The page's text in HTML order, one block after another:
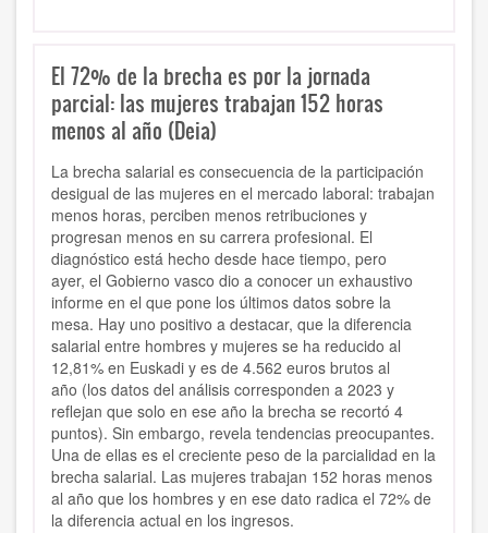
El 72% de la brecha es por la jornada
parcial: las mujeres trabajan 152 horas
menos al año (Deia)
La brecha salarial es consecuencia de la participación
desigual de las mujeres en el mercado laboral: trabajan
menos horas, perciben menos retribuciones y
progresan menos en su carrera profesional. El
diagnóstico está hecho desde hace tiempo, pero
ayer, el Gobierno vasco dio a conocer un exhaustivo
informe en el que pone los últimos datos sobre la
mesa. Hay uno positivo a destacar, que la diferencia
salarial entre hombres y mujeres se ha reducido al
12,81% en Euskadi y es de 4.562 euros brutos al
año (los datos del análisis corresponden a 2023 y
reflejan que solo en ese año la brecha se recortó 4
puntos). Sin embargo, revela tendencias preocupantes.
Una de ellas es el creciente peso de la parcialidad en la
brecha salarial. Las mujeres trabajan 152 horas menos
al año que los hombres y en ese dato radica el 72% de
la diferencia actual en los ingresos.